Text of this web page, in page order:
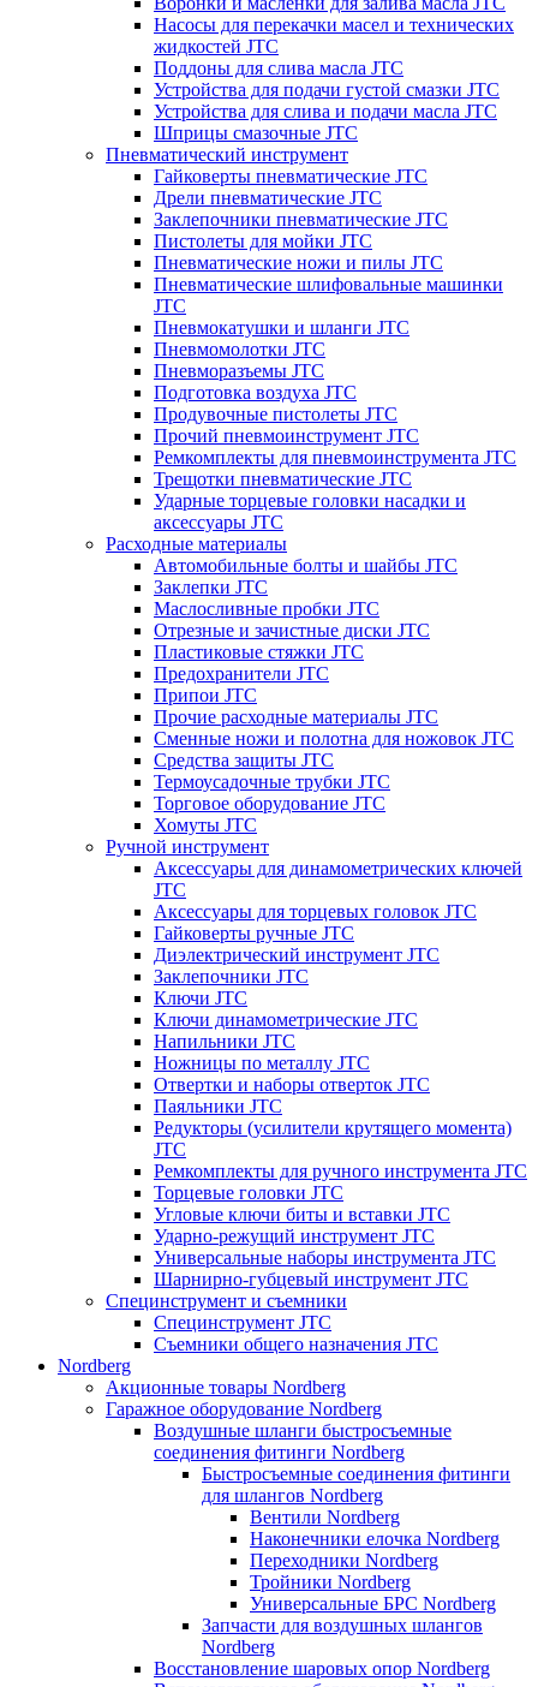
Насосы для перекачки масел и технических
жидкостей JTC
Поддоны для слива масла JTC
Устройства для подачи густой смазки JTC
Устройства для слива и подачи масла JTC
Шприцы смазочные JTC
Пневматический инструмент
Гайковерты пневматические JTC
Дрели пневматические JTC
Заклепочники пневматические JTC
Пистолеты для мойки JTC
Пневматические ножи и пилы JTC
Пневматические шлифовальные машинки
JTC
Пневмокатушки и шланги JTC
Пневмомолотки JTC
Пневморазъемы JTC
Подготовка воздуха JTC
Продувочные пистолеты JTC
Прочий пневмоинструмент JTC
Ремкомплекты для пневмоинструмента JTC
Трещотки пневматические JTC
Ударные торцевые головки насадки и
аксессуары JTC
Расходные материалы
Автомобильные болты и шайбы JTC
Заклепки JTC
Маслосливные пробки JTC
Отрезные и зачистные диски JTC
Пластиковые стяжки JTC
Предохранители JTC
Припои JTC
Прочие расходные материалы JTC
Сменные ножи и полотна для ножовок JTC
Средства защиты JTC
Термоусадочные трубки JTC
Торговое оборудование JTC
Хомуты JTC
Ручной инструмент
Аксессуары для динамометрических ключей
JTC
Аксессуары для торцевых головок JTC
Гайковерты ручные JTC
Диэлектрический инструмент JTC
Заклепочники JTC
Ключи JTC
Ключи динамометрические JTC
Напильники JTC
Ножницы по металлу JTC
Отвертки и наборы отверток JTC
Паяльники JTC
Редукторы (усилители крутящего момента)
JTC
Ремкомплекты для ручного инструмента JTC
Торцевые головки JTC
Угловые ключи биты и вставки JTC
Ударно-режущий инструмент JTC
Универсальные наборы инструмента JTC
Шарнирно-губцевый инструмент JTC
Специнструмент и съемники
Специнструмент JTC
Съемники общего назначения JTC
Nordberg
Акционные товары Nordberg
Гаражное оборудование Nordberg
Воздушные шланги быстросъемные
соединения фитинги Nordberg
Быстросъемные соединения фитинги
для шлангов Nordberg
Вентили Nordberg
Наконечники елочка Nordberg
Переходники Nordberg
Тройники Nordberg
Универсальные БРС Nordberg
Запчасти для воздушных шлангов
Nordberg
Восстановление шаровых опор Nordberg